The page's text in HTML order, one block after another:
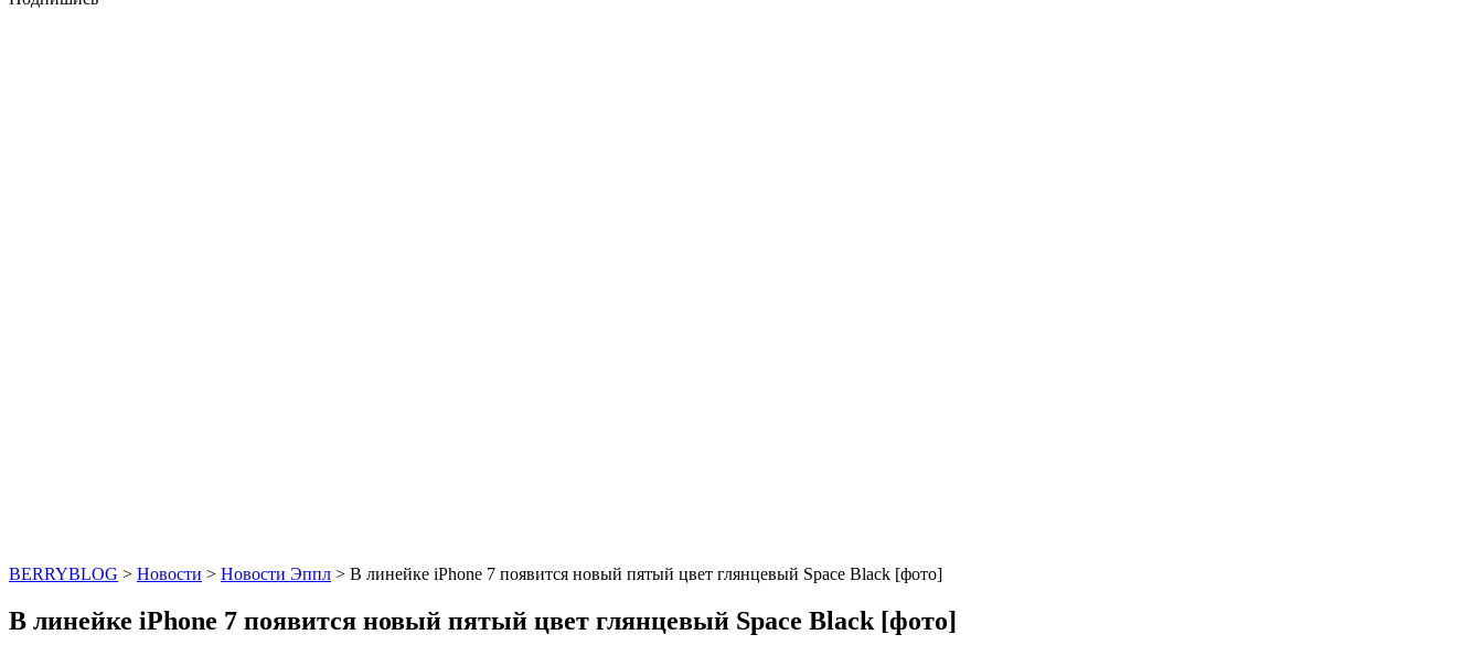
BERRYBLOG > Новости > Новости Эппл > В линейке iPhone 7 появится новый пятый цвет глянцевый Space Black [фото]
В линейке iPhone 7 появится новый пятый цвет глянцевый Space Black [фото]